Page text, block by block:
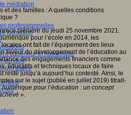
médiation
professionnelles
formation
supérieur et numérique
plénière du jeudi 25 novembre 2021.
pour l’école en 2014, les
ont fait de l’équipement des lieux
faveur du développement de l’éducation au
des engagements financiers comme
éducatifs et techniques locaux de faire
resté jusqu’à aujourd’hui contesté. Ainsi, le
sur le sujet (publié en juillet 2019) titrait-
pour l’éducation : un concept
».